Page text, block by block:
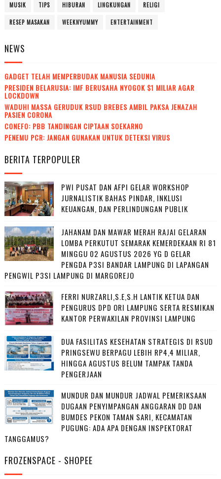
MUSIK TIPS HIBURAN LINGKUNGAN RELIGI
RESEP MASAKAN WEEKNYUMMY ENTERTAINMENT
NEWS
GADGET TELAH MEMPERBUDAK MANUSIA SEDUNIA
PRESIDEN BELARUSIA: IMF BERUSAHA NYOGOK $1 MILIAR AGAR
LOCKDOWN
WADUH! MASSA GERUDUK RSUD BREBES AMBIL PAKSA JENAZAH
PASIEN CORONA
CONEFO: PBB TANDINGAN CIPTAAN SOEKARNO
PENEMU PCR: JANGAN GUNAKAN UNTUK DETEKSI VIRUS
BERITA TERPOPULER
PWI PUSAT DAN AFPI GELAR WORKSHOP
JURNALISTIK BAHAS PINDAR, INKLUSI
KEUANGAN, DAN PERLINDUNGAN PUBLIK
JAHANAM DAN MAWAR MERAH RAJAI GELARAN
LOMBA PERKUTUT SEMARAK KEMERDEKAAN RI 81
MINGGU 02 AGUSTUS 2026 YG D GELAR
PENGDA P3SI BANDAR LAMPUNG DI LAPANGAN
PENGWIL P3SI LAMPUNG DI MARGOREJO
FERRI NURZARLI,S.E,S.H LANTIK KETUA DAN
PENGURUS DPD ORI LAMPUNG SERTA RESMIKAN
KANTOR PERWAKILAN PROVINSI LAMPUNG
DUA FASILITAS KESEHATAN STRATEGIS DI RSUD
PRINGSEWU BERPAGU LEBIH RP4,4 MILIAR,
HINGGA AGUSTUS BELUM TAMPAK TANDA
PENGERJAAN
MUNDUR DAN MUNDUR JADWAL PEMERIKSAAN
DUGAAN PENYIMPANGAN ANGGARAN DD DAN
BUMDES PEKON TAMAN SARI, KECAMATAN
PUGUNG: ADA APA DENGAN INSPEKTORAT
TANGGAMUS?
FROZENSPACE - SHOPEE